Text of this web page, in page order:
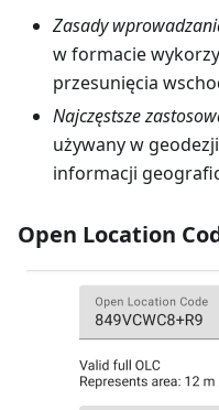
Zasady
w formacie
przesunięcia
Najczęstsze
używany w
informacji
Open Location